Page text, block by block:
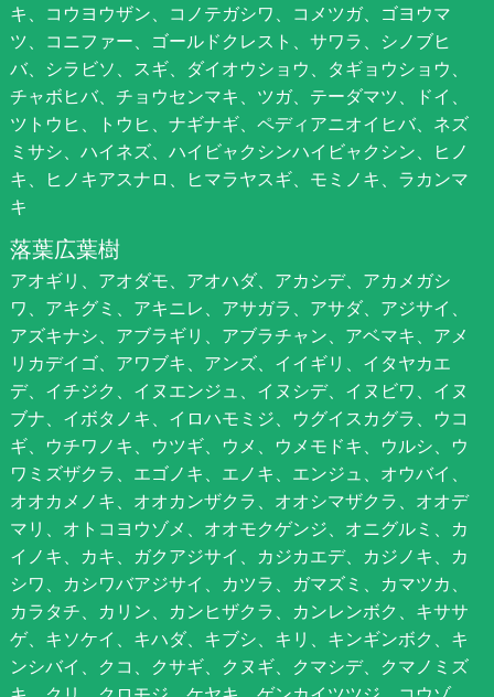
キ、コウヨウザン、コノテガシワ、コメツガ、ゴヨウマ
ツ、コニファー、ゴールドクレスト、サワラ、シノブヒ
バ、シラビソ、スギ、ダイオウショウ、タギョウショウ、
チャボヒバ、チョウセンマキ、ツガ、テーダマツ、ドイ、
ツトウヒ、トウヒ、ナギナギ、ペディアニオイヒバ、ネズ
ミサシ、ハイネズ、ハイビャクシンハイビャクシン、ヒノ
キ、ヒノキアスナロ、ヒマラヤスギ、モミノキ、ラカンマ
キ
落葉広葉樹
アオギリ、アオダモ、アオハダ、アカシデ、アカメガシ
ワ、アキグミ、アキニレ、アサガラ、アサダ、アジサイ、
アズキナシ、アブラギリ、アブラチャン、アベマキ、アメ
リカデイゴ、アワブキ、アンズ、イイギリ、イタヤカエ
デ、イチジク、イヌエンジュ、イヌシデ、イヌビワ、イヌ
ブナ、イボタノキ、イロハモミジ、ウグイスカグラ、ウコ
ギ、ウチワノキ、ウツギ、ウメ、ウメモドキ、ウルシ、ウ
ワミズザクラ、エゴノキ、エノキ、エンジュ、オウバイ、
オオカメノキ、オオカンザクラ、オオシマザクラ、オオデ
マリ、オトコヨウゾメ、オオモクゲンジ、オニグルミ、カ
イノキ、カキ、ガクアジサイ、カジカエデ、カジノキ、カ
シワ、カシワバアジサイ、カツラ、ガマズミ、カマツカ、
カラタチ、カリン、カンヒザクラ、カンレンボク、キササ
ゲ、キソケイ、キハダ、キブシ、キリ、キンギンボク、キ
ンシバイ、クコ、クサギ、クヌギ、クマシデ、クマノミズ